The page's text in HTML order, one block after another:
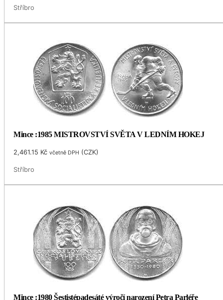
Stříbro
Mince :1985 MISTROVSTVÍ SVĚTA V LEDNÍM HOKEJ
2,461.15 Kč včetně DPH (CZK)
Stříbro
Mince :1980 Šestistépadesáté výročí narození Petra Parléře